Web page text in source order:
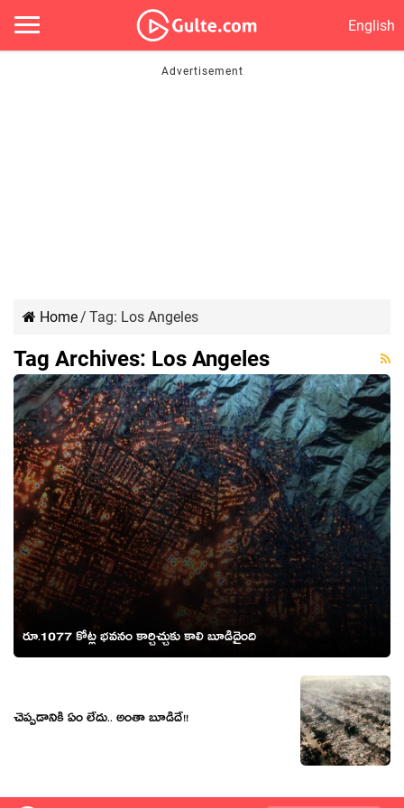
English
Home/ Tag: Los Angeles
Tag Archives: Los Angeles
రూ.1077 కోట్ల భవనం కార్చిచ్చుకు కాలి బూడిదైంది
చెప్పడానికి ఏం లేదు.. అంతా బూడిదే!!